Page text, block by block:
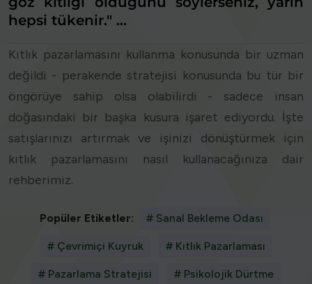
hepsi tükenir." …
Kıtlık pazarlamasını kullanma konusunda bir uzman
değildi - perakende stratejisi konusunda bu tür bir
öngörüye sahip olsa olabilirdi - sadece insan
doğasındaki bir başka kusura işaret ediyordu. İşte
satışlarınızı artırmak ve işinizi dönüştürmek için
kıtlık pazarlamasını nasıl kullanacağınıza dair
rehberimiz.
Popüler Etiketler: # Sanal Bekleme Odası
# Çevrimiçi Kuyruk # Kıtlık Pazarlaması
# Pazarlama Stratejisi # Psikolojik Dürtme